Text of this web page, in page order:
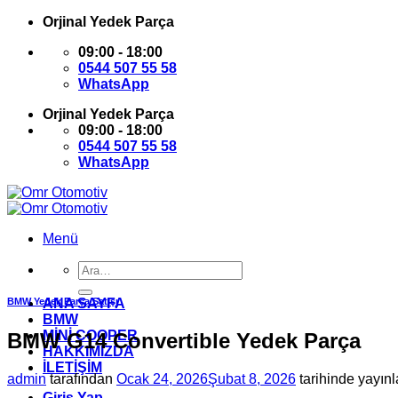
İçeriğeOrjinal Yedek Parça
09:00 - 18:00
0544 507 55 58
WhatsApp
Orjinal Yedek Parça
09:00 - 18:00
0544 507 55 58
WhatsApp
Menü
Ara:
ANA SAYFA
BMW
MİNİ COOPER
HAKKIMIZDA
İLETİŞİM
BMW Yedek Parça Satışı
BMW G14 Convertible Yedek Parça
admintarafından Ocak 24, 2026Şubat 8, 2026 tarihinde